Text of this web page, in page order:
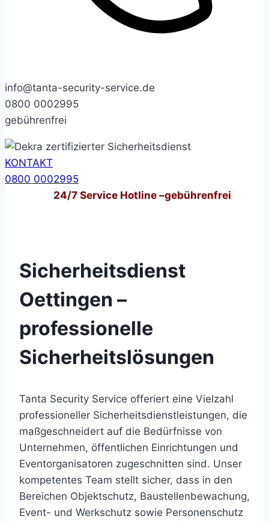
info@tanta-security-service.de
0800 0002995
gebührenfrei
KONTAKT
0800 0002995
24/7Service Hotline –gebührenfrei
Sicherheitsdienst
Oettingen –
professionelle
Sicherheitslösungen
Tanta Security Service offeriert eine Vielzahl
professioneller Sicherheitsdienstleistungen, die
maßgeschneidert auf die Bedürfnisse von
Unternehmen, öffentlichen Einrichtungen und
Eventorganisatoren zugeschnitten sind. Unser
kompetentes Team stellt sicher, dass in den
Bereichen Objektschutz, Baustellenbewachung,
Event- und Werkschutz sowie Personenschutz